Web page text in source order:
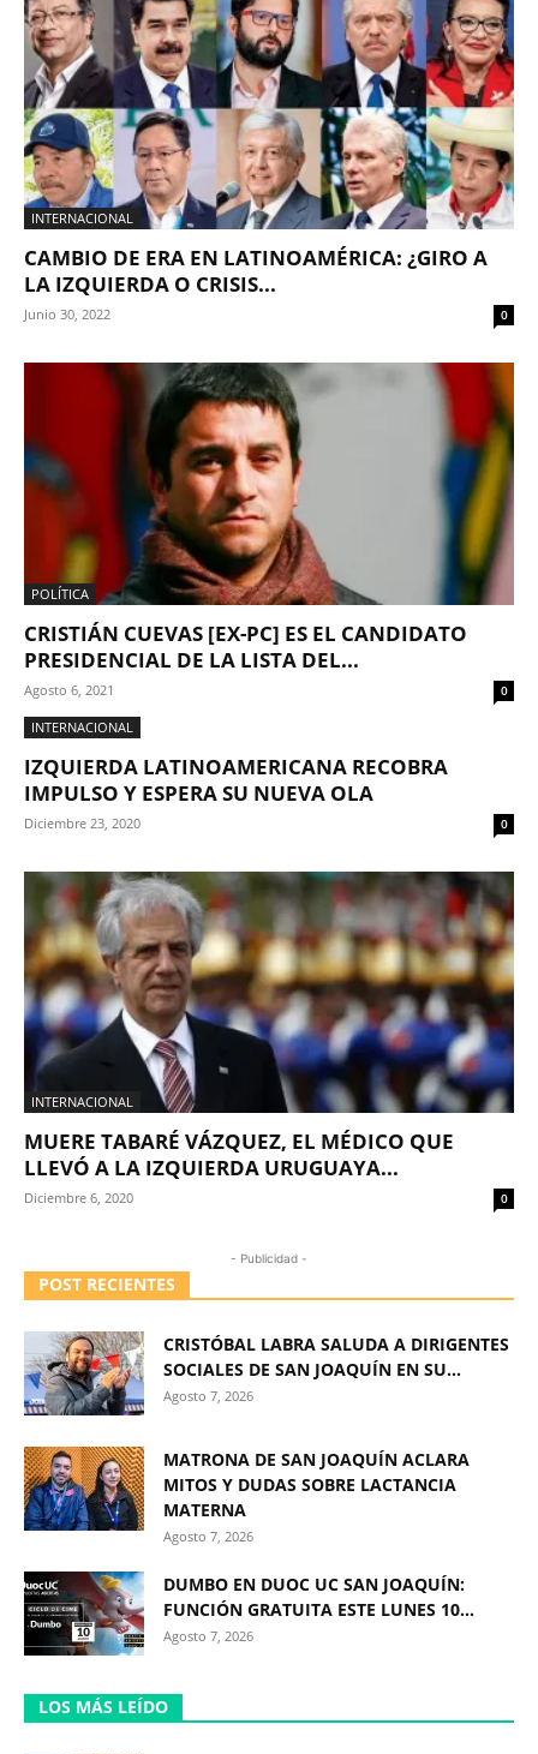
INTERNACIONAL
CAMBIO DE ERA EN LATINOAMÉRICA: ¿GIRO A
LA IZQUIERDA O CRISIS...
Junio 30, 2022 0
POLÍTICA
CRISTIÁN CUEVAS [EX-PC] ES EL CANDIDATO
PRESIDENCIAL DE LA LISTA DEL...
Agosto 6, 2021 0
INTERNACIONAL
IZQUIERDA LATINOAMERICANA RECOBRA
IMPULSO Y ESPERA SU NUEVA OLA
Diciembre 23, 2020 0
INTERNACIONAL
MUERE TABARÉ VÁZQUEZ, EL MÉDICO QUE
LLEVÓ A LA IZQUIERDA URUGUAYA...
Diciembre 6, 2020 0
- Publicidad -
POST RECIENTES
CRISTÓBAL LABRA SALUDA A DIRIGENTES
SOCIALES DE SAN JOAQUÍN EN SU...
Agosto 7, 2026
MATRONA DE SAN JOAQUÍN ACLARA
MITOS Y DUDAS SOBRE LACTANCIA
MATERNA
Agosto 7, 2026
DUMBO EN DUOC UC SAN JOAQUÍN:
FUNCIÓN GRATUITA ESTE LUNES 10...
Agosto 7, 2026
LOS MÁS LEÍDO